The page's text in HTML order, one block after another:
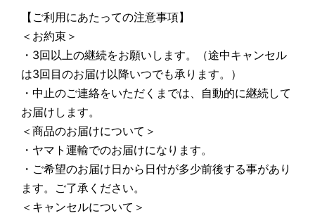
【ご利用にあたっての注意事項】
＜お約束＞
・3回以上の継続をお願いします。（途中キャンセル
は3回目のお届け以降いつでも承ります。）
・中止のご連絡をいただくまでは、自動的に継続して
お届けします。
＜商品のお届けについて＞
・ヤマト運輸でのお届けになります。
・ご希望のお届け日から日付が多少前後する事があり
ます。ご了承ください。
＜キャンセルについて＞